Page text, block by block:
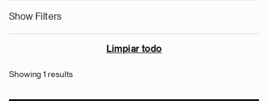
Show Filters
Limpiar todo
Showing 1 results